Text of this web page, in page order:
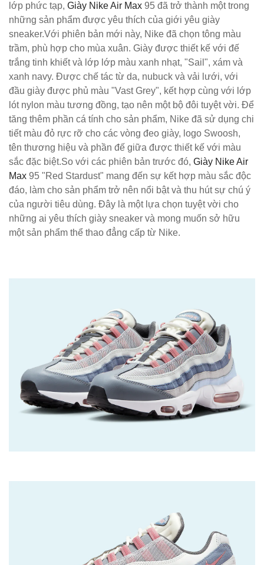
lớp phức tạp, Giày Nike Air Max 95 đã trở thành một trong
những sản phẩm được yêu thích của giới yêu giày
sneaker.Với phiên bản mới này, Nike đã chọn tông màu
trầm, phù hợp cho mùa xuân. Giày được thiết kế với đế
trắng tinh khiết và lớp lớp màu xanh nhạt, "Sail", xám và
xanh navy. Được chế tác từ da, nubuck và vải lưới, với
đầu giày được phủ màu "Vast Grey", kết hợp cùng với lớp
lót nylon màu tương đồng, tạo nên một bộ đôi tuyệt vời. Để
tăng thêm phần cá tính cho sản phẩm, Nike đã sử dụng chi
tiết màu đỏ rực rỡ cho các vòng đeo giày, logo Swoosh,
tên thương hiệu và phần đế giữa được thiết kế với màu
sắc đặc biệt.So với các phiên bản trước đó, Giày Nike Air
Max 95 "Red Stardust" mang đến sự kết hợp màu sắc độc
đáo, làm cho sản phẩm trở nên nổi bật và thu hút sự chú ý
của người tiêu dùng. Đây là một lựa chọn tuyệt vời cho
những ai yêu thích giày sneaker và mong muốn sở hữu
một sản phẩm thể thao đẳng cấp từ Nike.